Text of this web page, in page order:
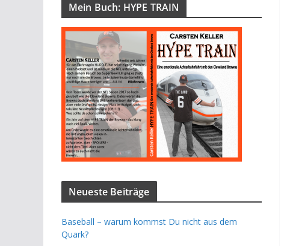
Mein Buch: HYPE TRAIN
Neueste Beiträge
Baseball – warum kommst Du nicht aus dem
Quark?